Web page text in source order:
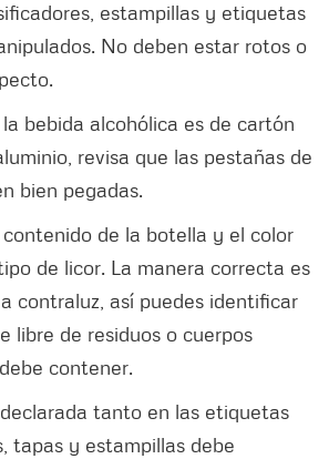
estampillas y etiquetas
No deben estar rotos o
bebida alcohólica es de cartón
revisa que las pestañas de
bien pegadas.
contenido de la botella y el color
de licor. La manera correcta es
contraluz, así puedes identificar
libre de residuos o cuerpos
contener.
tanto en las etiquetas
tapas y estampillas debe